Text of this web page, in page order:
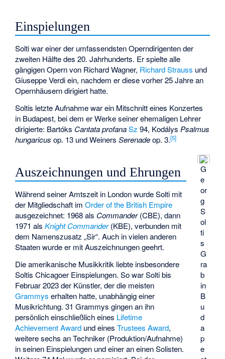
Einspielungen
Solti war einer der umfassendsten Operndirigenten der
zweiten Hälfte des 20. Jahrhunderts. Er spielte alle
gängigen Opern von Richard Wagner, Richard Strauss und
Giuseppe Verdi ein, nachdem er diese vorher 25 Jahre an
Opernhäusern dirigiert hatte.
Soltis letzte Aufnahme war ein Mitschnitt eines Konzertes
in Budapest, bei dem er Werke seiner ehemaligen Lehrer
dirigierte: Bartóks Cantata profana Sz 94, KodálysPsalmus
hungaricus op. 13 und WeinersSerenadeop. 3.[5]
G
e
or
g
S
ol
ti
s
G
ra
b
in
B
u
d
a
p
e
Auszeichnungen und Ehrungen
Während seiner Amtszeit in London wurde Solti mit
der Mitgliedschaft imOrder of the British Empire
ausgezeichnet: 1968 als Commander(CBE), dann
1971 alsKnight Commander(KBE), verbunden mit
dem Namenszusatz „Sir“. Auch in vielen anderen
Staaten wurde er mit Auszeichnungen geehrt.
Die amerikanische Musikkritik liebte insbesondere
Soltis Chicagoer Einspielungen. So war Solti bis
Februar 2023 der Künstler, der die meisten
Grammys erhalten hatte, unabhängig einer
Musikrichtung. 31 Grammys gingen an ihn
persönlich einschließlich eines Lifetime
Achievement Award und einesTrustees Award,
weitere sechs an Techniker (Produktion/Aufnahme)
in seinen Einspielungen und einer an einen Solisten.